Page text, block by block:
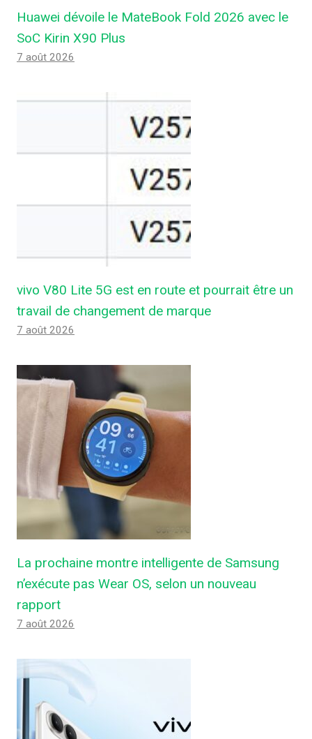
Huawei dévoile le MateBook Fold 2026 avec le
SoC Kirin X90 Plus
7 août 2026
vivo V80 Lite 5G est en route et pourrait être un
travail de changement de marque
7 août 2026
La prochaine montre intelligente de Samsung
n’exécute pas Wear OS, selon un nouveau
rapport
7 août 2026